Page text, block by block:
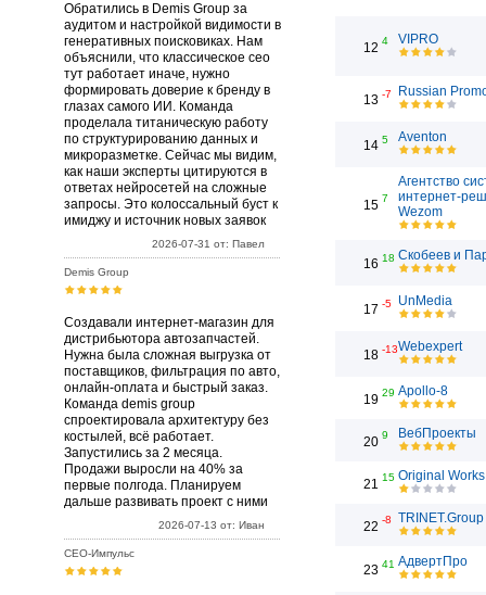
Обратились в Demis Group за
аудитом и настройкой видимости в
генеративных поисковиках. Нам
объяснили, что классическое сео
тут работает иначе, нужно
формировать доверие к бренду в
глазах самого ИИ. Команда
проделала титаническую работу
по структурированию данных и
микроразметке. Сейчас мы видим,
как наши эксперты цитируются в
ответах нейросетей на сложные
запросы. Это колоссальный буст к
имиджу и источник новых заявок
2026-07-31 от: Павел
Demis Group
Создавали интернет-магазин для
дистрибьютора автозапчастей.
Нужна была сложная выгрузка от
поставщиков, фильтрация по авто,
онлайн-оплата и быстрый заказ.
Команда demis group
спроектировала архитектуру без
костылей, всё работает.
Запустились за 2 месяца.
Продажи выросли на 40% за
первые полгода. Планируем
дальше развивать проект с ними
2026-07-13 от: Иван
СЕО-Импульс
12 4 VIPRO
13 -7 Russian
14 5 Aventon
15 7
Агентство
интернет-
Wezom
16 18 Скобеев и
17 -5 UnMedia
18 -13Webexpert
19 29 Apollo-8
20 9 ВебПроекты
21 15 Original Works
22 -8 TRINET.Group
23 41 АдвертПро